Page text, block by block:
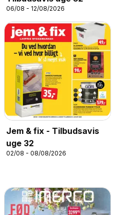
06/08 - 12/08/2026
Jem & fix - Tilbudsavis
uge 32
02/08 - 08/08/2026